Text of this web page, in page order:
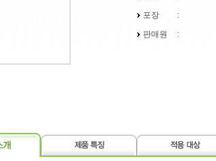
포장
:
판매원
: